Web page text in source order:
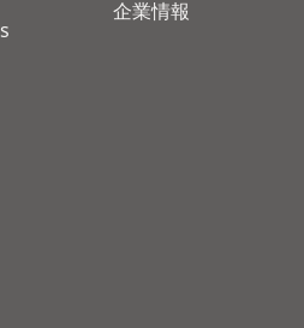
企業情報